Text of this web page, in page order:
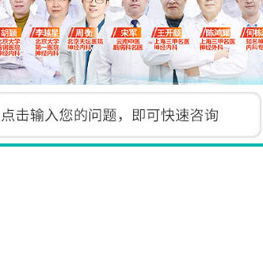
下一篇：没有了